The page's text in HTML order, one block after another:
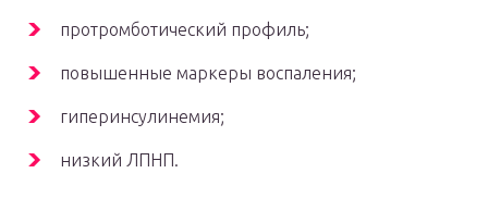
протромботический профиль;
повышенные маркеры воспаления;
гиперинсулинемия;
низкий ЛПНП.